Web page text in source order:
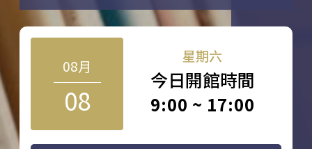
08月
08
星期六
今日開館時間
9:00 ~ 17:00